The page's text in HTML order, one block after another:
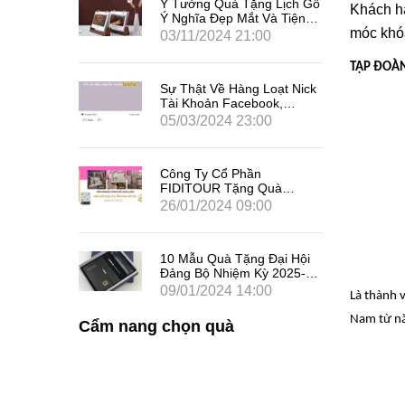
Khách
móc
TẬP
Là thành
Nam từ
Ý Tưởng Quà Tặng Lịch Gỗ
Ý Nghĩa Đẹp Mắt Và Tiện
Dụng Cho Năm Ất Tỵ 2025
03/11/2024 21:00
Sự Thật Về Hàng Loạt Nick
Tài Khoản Facebook,
Instagram Bất Ngờ Sập
Đăng Xuất Người Dùng Là
05/03/2024 23:00
Công Ty Cổ Phần
FIDITOUR Tặng Quà
Combo Ống Cắm Bút Kèm
Dịp 8/3
26/01/2024 09:00
10 Mẫu Quà Tặng Đại Hội
Đảng Bộ Nhiệm Kỳ 2025-
2030 Tại Gỗ Mộc Nhân
09/01/2024 14:00
Cẩm nang chọn quà